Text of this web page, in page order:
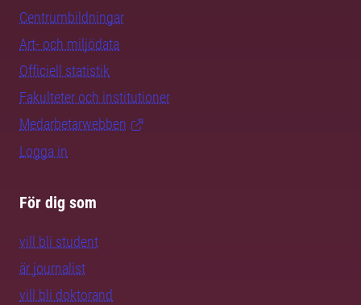
Centrumbildningar
Art- och miljödata
Officiell statistik
Fakulteter och institutioner
Medarbetarwebben
Logga in
För dig som
vill bli student
är journalist
vill bli doktorand